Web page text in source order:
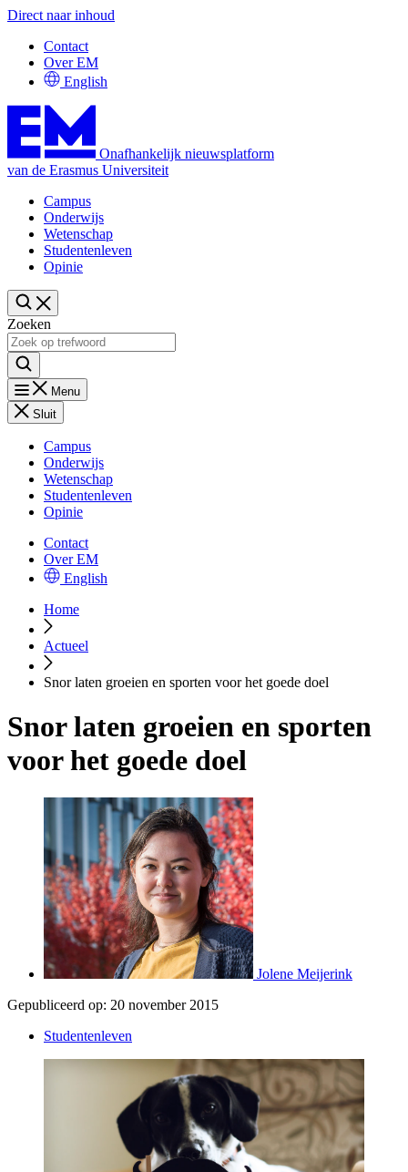
Direct naar inhoud
Contact
Over EM
English
Onafhankelijk nieuwsplatform
van de Erasmus Universiteit
Campus
Onderwijs
Wetenschap
Studentenleven
Opinie
Zoeken
Menu
Sluit
Campus
Onderwijs
Wetenschap
Studentenleven
Opinie
Contact
Over EM
English
Home
Actueel
Snor laten groeien en sporten voor het goede doel
Snor laten groeien en sporten
voor het goede doel
Jolene Meijerink
Gepubliceerd op: 20 november 2015
Studentenleven